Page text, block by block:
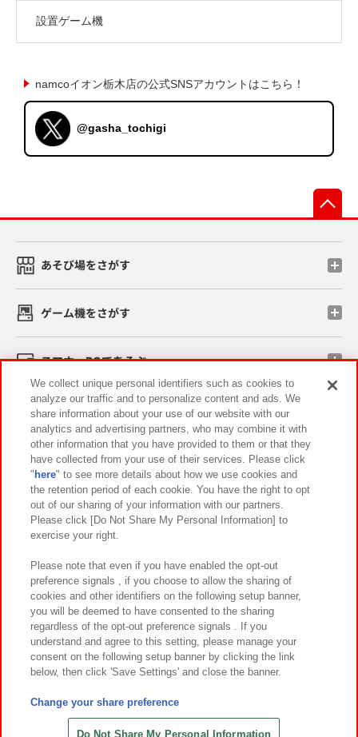
設置ゲーム機
namcoイオン栃木店の公式SNSアカウントはこちら！
@gasha_tochigi
あそび場をさがす
ゲーム機をさがす
スマホ・PCであそぶ
イベント・キャンペーン
関連会社 サステナビリティ サイトポリシー
プライバシーポリシー ウェブアクセシビリティ方針と検証結果
お取引先さまとともに
カスタマーハラスメント対応方針 よくあるご質問・お問い合わせ
©Bandai Namco Amusement Inc.
©Bandai Namco Amusement Lab Inc.
©HANAYASHIKI Co., Ltd. All Rights Reserved.
We collect unique personal identifiers such as cookies to
analyze our traffic and to personalize content and ads. We
share information about your use of our website with our
analytics and advertising partners, who may combine it with
other information that you have provided to them or that they
have collected from your use of their services. Please click
" here" to see more details about how we use cookies and
the retention period of each cookie. You have the right to opt
out of our sharing of your information with our partners.
Please click [Do Not Share My Personal Information] to
exercise your right.
Please note that even if you have enabled the opt-out
preference signals , if you choose to allow the sharing of
cookies and other identifiers on the following setup banner,
you will be deemed to have consented to the sharing
regardless of the opt-out preference signals . If you
understand and agree to this setting, please manage your
consent on the following setup banner by clicking the link
below, then click 'Save Settings' and close the banner.
Change your share preference
Do Not Share My Personal Information